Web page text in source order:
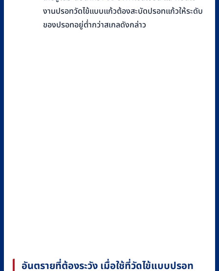
งานปรอทวัดไข้แบบแก้วต้องสะบัดปรอทแก้วให้ระดับ
ของปรอทอยู่ต่ำกว่าสเกลดังกล่าว
อันตรายที่ต้องระวัง เมื่อใช้ที่วัดไข้แบบปรอท